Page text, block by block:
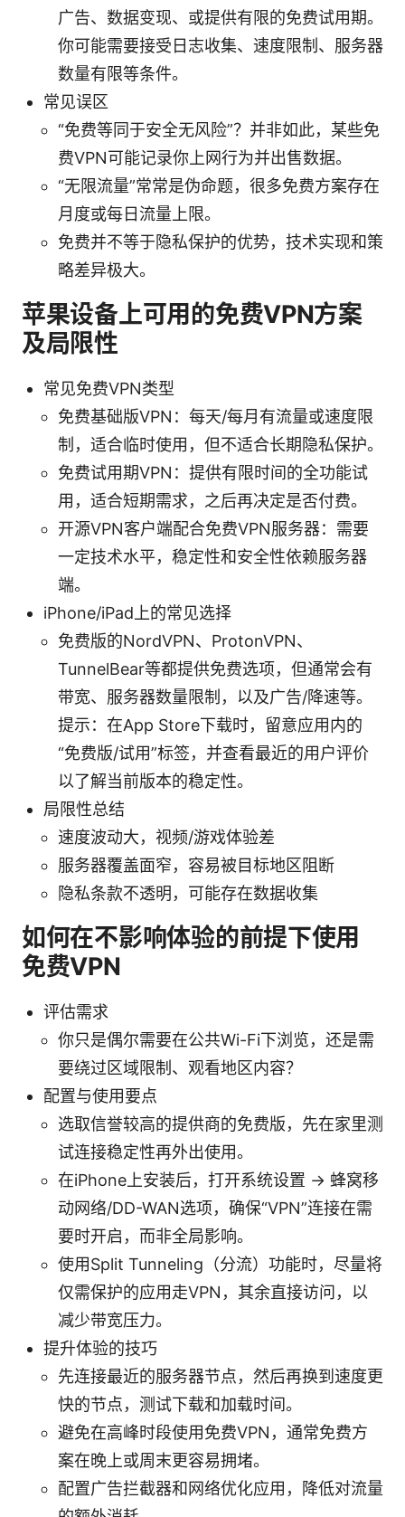
广告、数据变现、或提供有限的免费试用期。
你可能需要接受日志收集、速度限制、服务器
数量有限等条件。
常见误区
“免费等同于安全无风险”？并非如此，某些免
费VPN可能记录你上网行为并出售数据。
“无限流量”常常是伪命题，很多免费方案存在
月度或每日流量上限。
免费并不等于隐私保护的优势，技术实现和策
略差异极大。
苹果设备上可用的免费VPN方案
及局限性
常见免费VPN类型
免费基础版VPN：每天/每月有流量或速度限
制，适合临时使用，但不适合长期隐私保护。
免费试用期VPN：提供有限时间的全功能试
用，适合短期需求，之后再决定是否付费。
开源VPN客户端配合免费VPN服务器：需要
一定技术水平，稳定性和安全性依赖服务器
端。
iPhone/iPad上的常见选择
免费版的NordVPN、ProtonVPN、
TunnelBear等都提供免费选项，但通常会有
带宽、服务器数量限制，以及广告/降速等。
提示：在App Store下载时，留意应用内的
“免费版/试用”标签，并查看最近的用户评价
以了解当前版本的稳定性。
局限性总结
速度波动大，视频/游戏体验差
服务器覆盖面窄，容易被目标地区阻断
隐私条款不透明，可能存在数据收集
如何在不影响体验的前提下使用
免费VPN
评估需求
你只是偶尔需要在公共Wi-Fi下浏览，还是需
要绕过区域限制、观看地区内容？
配置与使用要点
选取信誉较高的提供商的免费版，先在家里测
试连接稳定性再外出使用。
在iPhone上安装后，打开系统设置 -> 蜂窝移
动网络/DD-WAN选项，确保“VPN”连接在需
要时开启，而非全局影响。
使用Split Tunneling（分流）功能时，尽量将
仅需保护的应用走VPN，其余直接访问，以
减少带宽压力。
提升体验的技巧
先连接最近的服务器节点，然后再换到速度更
快的节点，测试下载和加载时间。
避免在高峰时段使用免费VPN，通常免费方
案在晚上或周末更容易拥堵。
配置广告拦截器和网络优化应用，降低对流量